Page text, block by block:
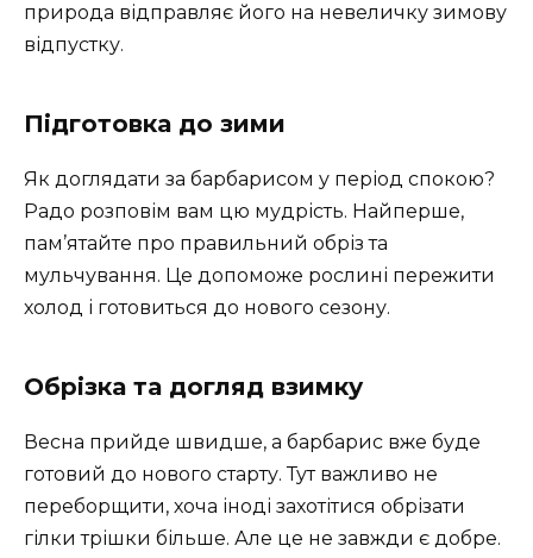
природа відправляє його на невеличку зимову
відпустку.
Підготовка до зими
Як доглядати за барбарисом у період спокою?
Радо розповім вам цю мудрість. Найперше,
пам’ятайте про правильний обріз та
мульчування. Це допоможе рослині пережити
холод і готовиться до нового сезону.
Обрізка та догляд взимку
Весна прийде швидше, а барбарис вже буде
готовий до нового старту. Тут важливо не
переборщити, хоча іноді захотітися обрізати
гілки трішки більше. Але це не завжди є добре.